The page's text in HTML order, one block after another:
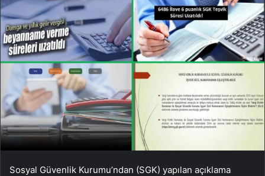
Sosyal Güvenlik Kurumu’ndan (SGK) yapılan açıklama